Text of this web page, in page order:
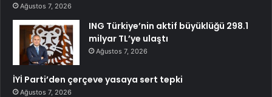
Ağustos 7, 2026
ING Türkiye’nin aktif büyüklüğü 298.1
milyar TL’ye ulaştı
Ağustos 7, 2026
İYİ Parti’den çerçeve yasaya sert tepki
Ağustos 7, 2026